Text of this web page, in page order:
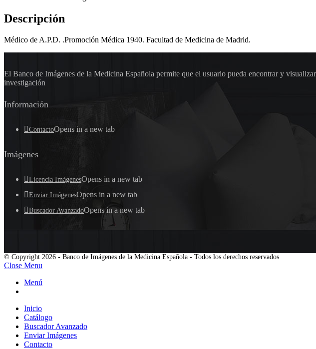
Descripción
Médico de A.P.D. .Promoción Médica 1940. Facultad de Medicina de Madrid.
El Banco de Imágenes de la Medicina Española permite que el usuario pueda encontrar y
investigación
Información
ContactoOpens in a new tab
Imágenes
Licencia ImágenesOpens in a new tab
Enviar ImágenesOpens in a new tab
Buscador AvanzadoOpens in a new tab
© Copyright 2026 - Banco de Imágenes de la Medicina Española - Todos los derechos reservados
Close Menu
Menú
Inicio
Catálogo
Buscador Avanzado
Enviar Imágenes
Contacto